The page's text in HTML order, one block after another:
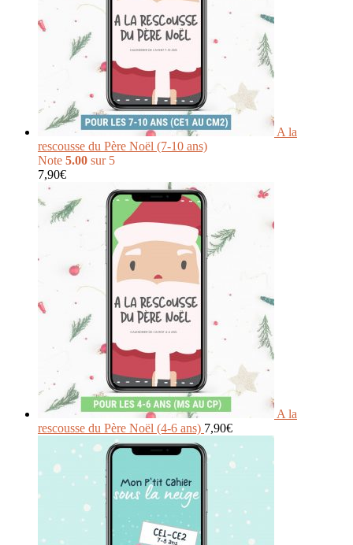
A la
rescousse du Père Noël (7-10 ans)
Note 5.00 sur 5
7,90€
A la
rescousse du Père Noël (4-6 ans) 7,90€